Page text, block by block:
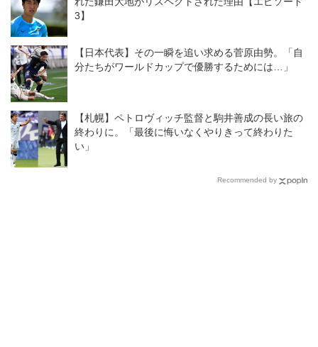
んなチームなのか？
3】
【日本代表】その一瞬を追い求める菅原由勢。「自
分たちがワールドカップで優勝するためには…」
【札幌】ペトロヴィッチ監督と駒井善成の長い旅の
終わりに。「最後に悔いなくやりきって終わりた
い」
Recommended by